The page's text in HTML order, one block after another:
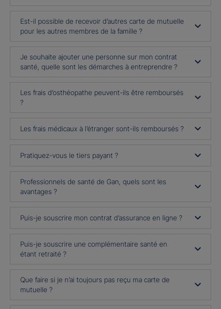
Est-il possible de recevoir d’autres carte de mutuelle
pour les autres membres de la famille ?
Je souhaite ajouter une personne sur mon contrat
santé, quelle sont les démarches à entreprendre ?
Les frais d’osthéopathe peuvent-ils être remboursés
?
Les frais médicaux à l’étranger sont-ils remboursés ?
Pratiquez-vous le tiers payant ?
Professionnels de santé de Gan, quels sont les
avantages ?
Puis-je souscrire mon contrat d’assurance en ligne ?
Puis-je souscrire une complémentaire santé en
étant retraité ?
Que faire si je n’ai toujours pas reçu ma carte de
mutuelle ?